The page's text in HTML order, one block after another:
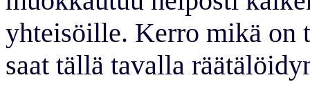
yhteisöille. Kerro mikä on
saat tällä tavalla